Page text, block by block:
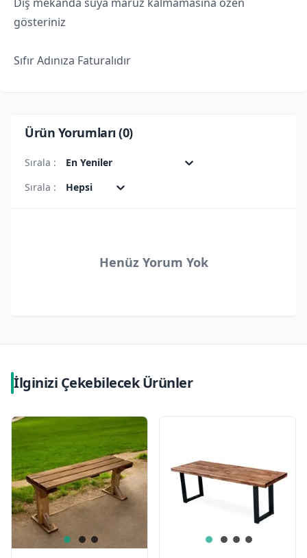
gösteriniz
Sıfır Adınıza Faturalıdır
Ürün Yorumları (0)
Sırala :
En Yeniler
Sırala :
Hepsi
Henüz Yorum Yok
İlginizi Çekebilecek Ürünler